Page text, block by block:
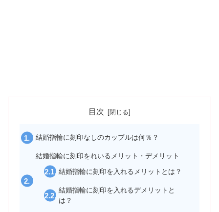
目次
結婚指輪に刻印なしのカップルは何％？
結婚指輪に刻印をれいるメリット・デメリット
結婚指輪に刻印を入れるメリットとは？
結婚指輪に刻印を入れるデメリットと
は？